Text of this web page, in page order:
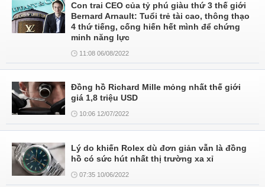
Con trai CEO của tỷ phú giàu thứ 3 thế giới
Bernard Arnault: Tuổi trẻ tài cao, thông thạo
4 thứ tiếng, cống hiến hết mình để chứng
minh năng lực
11:08 06/08/2022
Đồng hồ Richard Mille mỏng nhất thế giới
giá 1,8 triệu USD
10:06 12/07/2022
Lý do khiến Rolex dù đơn giản vẫn là đồng
hồ có sức hút nhất thị trường xa xỉ
07:35 10/06/2022